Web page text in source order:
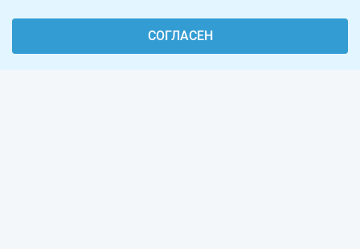
СОГЛАСЕН